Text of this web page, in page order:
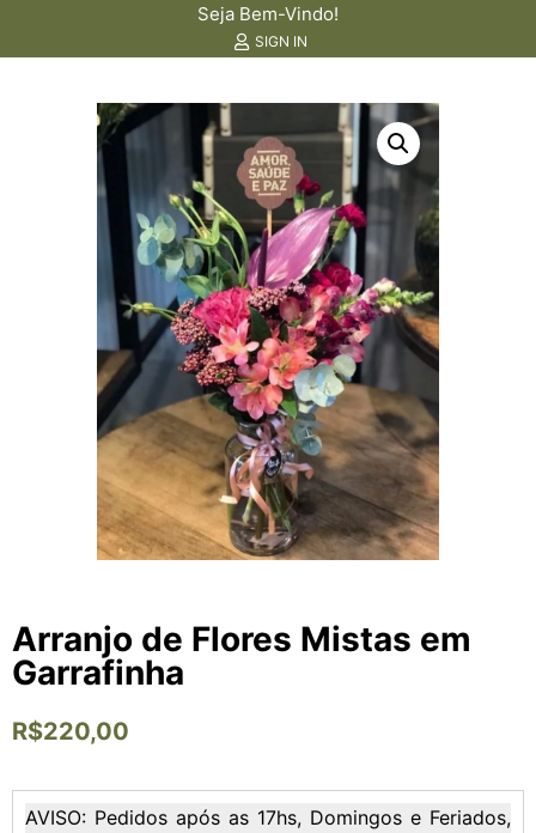
Seja Bem-Vindo!
SIGN IN
Arranjo de Flores Mistas em
Garrafinha
R$220,00
AVISO: Pedidos após as 17hs, Domingos e Feriados,